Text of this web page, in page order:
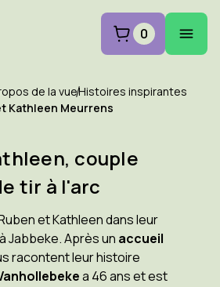
0
de la vueHistoires inspirantes
Kathleen Meurrens
couple
tir à l'arc
et Kathleen dans leur
Jabbeke. Après un accueil
racontent leur histoire
a 46 ans et est